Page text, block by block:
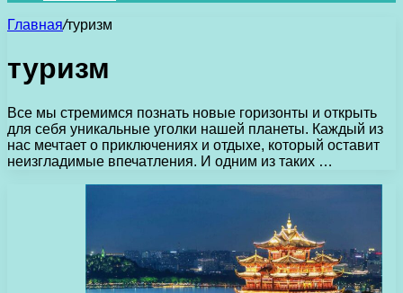
Главная/туризм
туризм
Все мы стремимся познать новые горизонты и открыть
для себя уникальные уголки нашей планеты. Каждый из
нас мечтает о приключениях и отдыхе, который оставит
неизгладимые впечатления. И одним из таких …